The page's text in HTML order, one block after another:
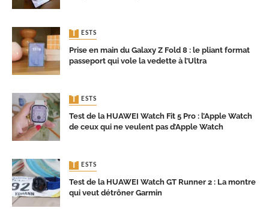
TESTS
Prise en main du Galaxy Z Fold 8 : le pliant format
passeport qui vole la vedette à l’Ultra
TESTS
Test de la HUAWEI Watch Fit 5 Pro : l’Apple Watch
de ceux qui ne veulent pas d’Apple Watch
TESTS
Test de la HUAWEI Watch GT Runner 2 : La montre
qui veut détrôner Garmin